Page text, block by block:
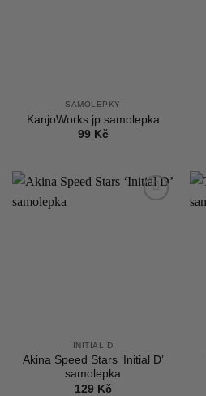
SAMOLEPKY
KanjoWorks.jp samolepka
99 Kč
INITIAL D
Akina Speed Stars ‘Initial D’
samolepka
129 Kč